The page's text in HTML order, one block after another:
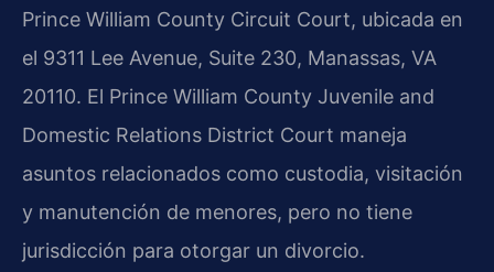
Prince William County Circuit Court, ubicada en
el 9311 Lee Avenue, Suite 230, Manassas, VA
20110. El Prince William County Juvenile and
Domestic Relations District Court maneja
asuntos relacionados como custodia, visitación
y manutención de menores, pero no tiene
jurisdicción para otorgar un divorcio.